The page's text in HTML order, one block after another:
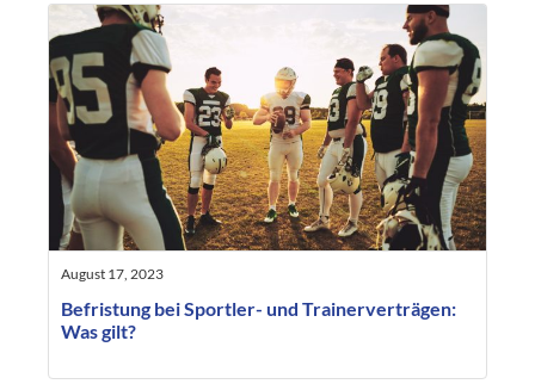
August 17, 2023
Befristung bei Sportler- und Trainerverträgen:
Was gilt?